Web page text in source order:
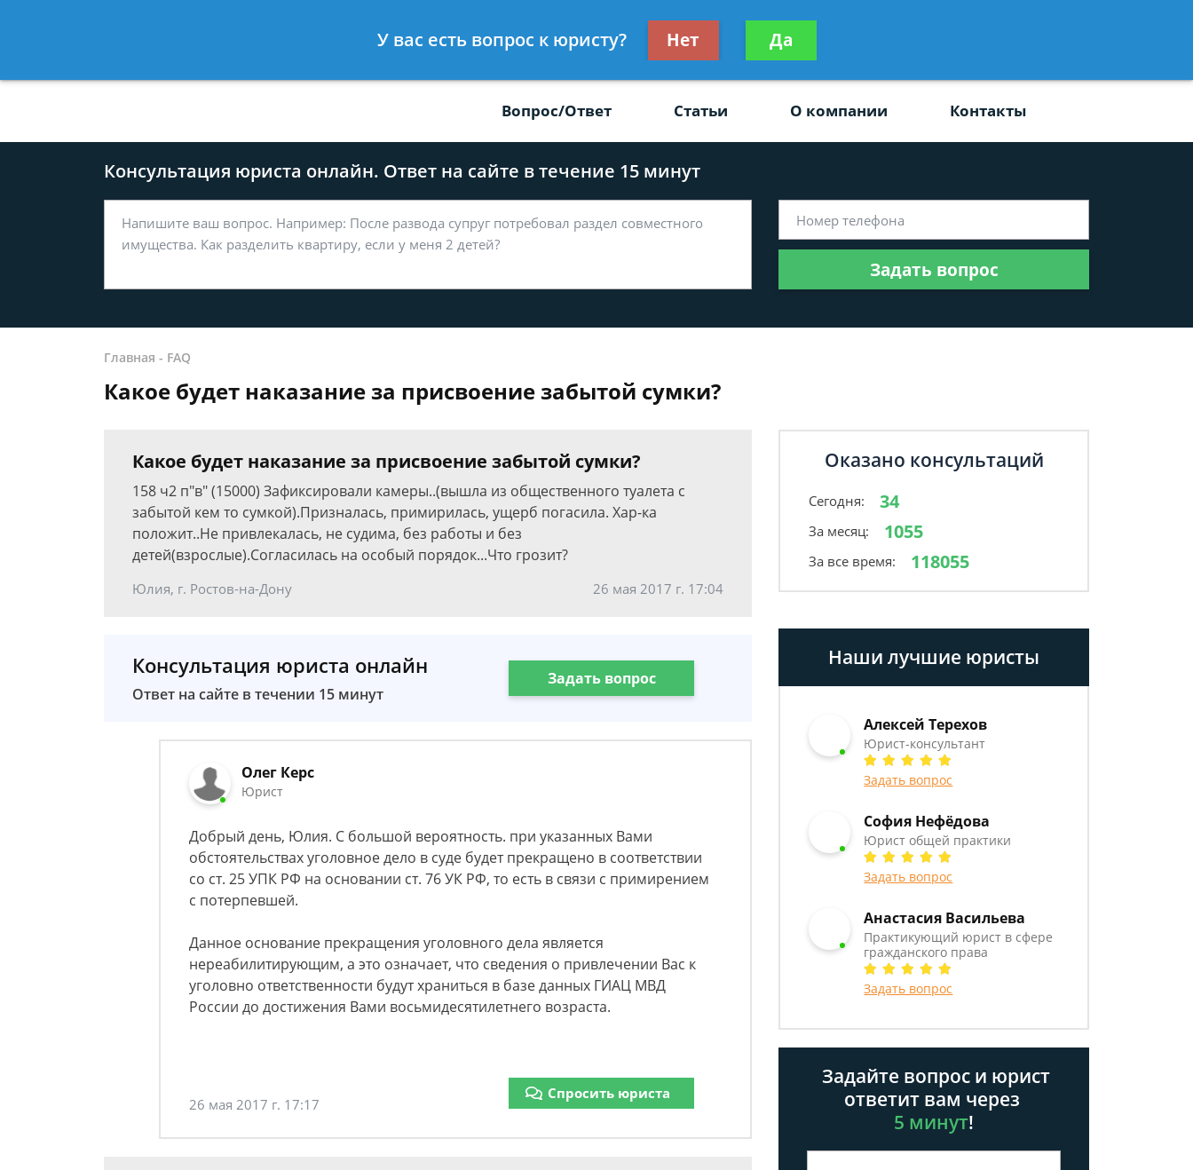
8 812 509-27-47
Получите консультацию
бесплатно
Вопрос/Ответ Статьи О компании Контакты
Консультация юриста онлайн. Ответ на сайте в течение 15 минут
Задать вопрос
Главная - FAQ
Какое будет наказание за присвоение забытой сумки?
Какое будет наказание за присвоение забытой сумки?
158 ч2 п"в" (15000) Зафиксировали камеры..(вышла из общественного туалета с
забытой кем то сумкой).Призналась, примирилась, ущерб погасила. Хар-ка
положит..Не привлекалась, не судима, без работы и без
детей(взрослые).Согласилась на особый порядок...Что грозит?
Юлия, г. Ростов-на-Дону 26 мая 2017 г. 17:04
Консультация юриста онлайн
Ответ на сайте в течении 15 минут
Задать вопрос
Олег Керс
Юрист
Добрый день, Юлия. С большой вероятность. при указанных Вами
обстоятельствах уголовное дело в суде будет прекращено в соответствии
со ст. 25 УПК РФ на основании ст. 76 УК РФ, то есть в связи с примирением
с потерпевшей.
Данное основание прекращения уголовного дела является
нереабилитирующим, а это означает, что сведения о привлечении Вас к
уголовно ответственности будут храниться в базе данных ГИАЦ МВД
России до достижения Вами восьмидесятилетнего возраста.
26 мая 2017 г. 17:17
Спросить юриста
Оказано консультаций
Сегодня: 34
За месяц: 1055
За все время: 118055
Наши лучшие юристы
Алексей Терехов
Юрист-консультант
Задать вопрос
София Нефёдова
Юрист общей практики
Задать вопрос
Анастасия Васильева
Практикующий юрист в сфере
гражданского права
Задать вопрос
Задайте вопрос и юрист
ответит вам через
5 минут!
У вас есть вопрос к юристу? Нет Да